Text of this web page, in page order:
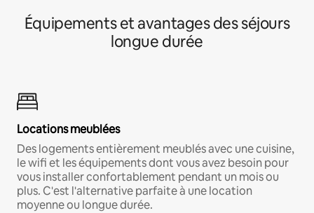
Équipements et avantages des séjours
longue durée
Locations meublées
Des logements entièrement meublés avec une cuisine,
le wifi et les équipements dont vous avez besoin pour
vous installer confortablement pendant un mois ou
plus. C'est l'alternative parfaite à une location
moyenne ou longue durée.